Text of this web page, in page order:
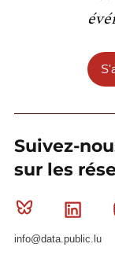
Suivez-
sur les
Bluesky
info@data.public.lu